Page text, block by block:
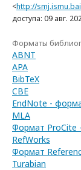
<http://
доступа: 09 авг.
Форматы
ABNT
APA
BibTeX
CBE
EndNote -
MLA
Формат ProCite
RefWorks
Формат
Turabian